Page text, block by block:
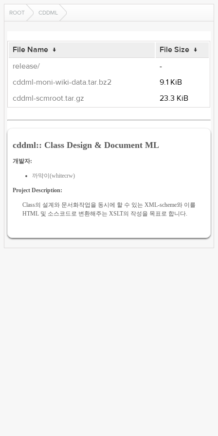
ROOT CDDML
File Name ↓ File Size ↓
release/
-
cddml-moni-wiki-data.tar.bz2
9.1 KiB
cddml-scmroot.tar.gz
23.3 KiB
cddml:: Class Design & Document ML
개발자:
까막이(whitecrw)
Project Description:
Class의 설계와 문서화작업을 동시에 할 수 있는 XML-scheme와 이를
HTML 및 소스코드로 변환해주는 XSLT의 작성을 목표로 합니다.